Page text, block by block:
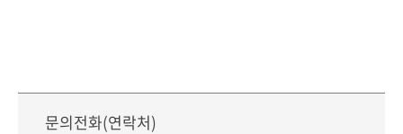
문의전화(연락처)